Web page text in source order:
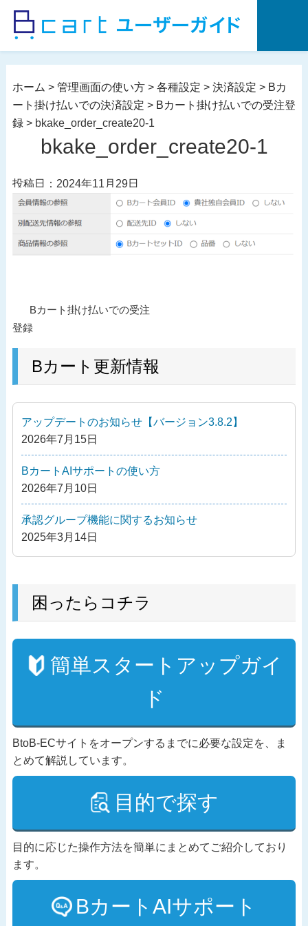
ホーム > 管理画面の使い方> 各種設定 > 決済設定 > Bカ
ート掛け払いでの決済設定 > Bカート掛け払いでの受注登
録> bkake_order_create20-1
bkake_order_create20-1
投稿日：2024年11月29日
ナ
シ
ョ
ン
過
去
投
Bカート掛け払いでの受注
登録
Bカート更新情報
アップデートのお知らせ【バージョン3.8.2】
2026年7月15日
BカートAIサポートの使い方
2026年7月10日
承認グループ機能に関するお知らせ
2025年3月14日
困ったらコチラ
簡単スタートアップガイ
ド
BtoB-ECサイトをオープンするまでに必要な設定を、ま
とめて解説しています。
目的で探す
目的に応じた操作方法を簡単にまとめてご紹介しており
ます。
BカートAIサポート